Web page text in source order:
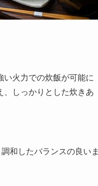
火力での炊飯が可能に
しっかりとした炊きあ
和したバランスの良いま